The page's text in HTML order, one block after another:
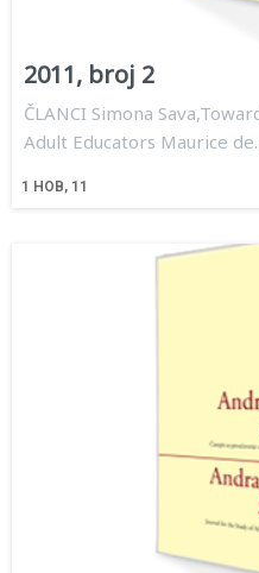
2011, broj 2
1 НОВ, 11
ČLANCI Simona
Adult Educators Maurice